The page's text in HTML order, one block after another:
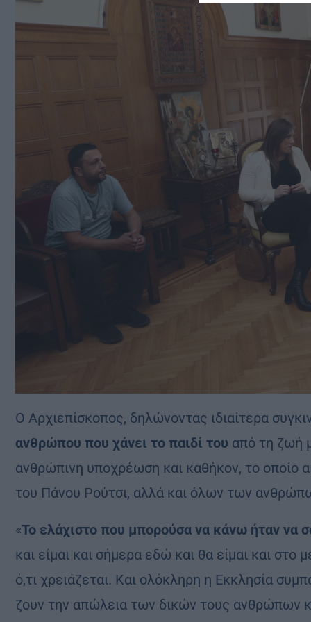
Ο Αρχιεπίσκοπος, δηλώνοντας ιδιαίτερα
ανθρώπου που χάνει το παιδί του από τη ζωή
ανθρώπινη υποχρέωση και καθήκον, το οποίο
του Πάνου Ρούτσι, αλλά και όλων των
«Το ελάχιστο που μπορούσα να κάνω ήταν να
και είμαι και σήμερα εδώ και θα είμαι και
ό,τι χρειάζεται. Και ολόκληρη η Εκκλησία
ζουν την απώλεια των δικών τους ανθρώπων